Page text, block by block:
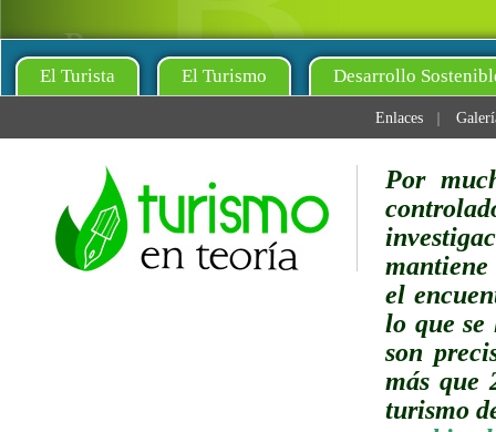
El Turista El Turismo Desarrollo
Enlaces
Por
mantiene
el
lo que se
son
más que
turismo